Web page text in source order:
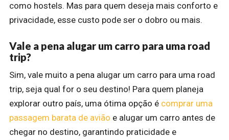
como hostels. Mas para quem deseja mais conforto e
privacidade, esse custo pode ser o dobro ou mais.
Vale a pena alugar um carro para uma road
trip?
Sim, vale muito a pena alugar um carro para uma road
trip, seja qual for o seu destino! Para quem planeja
explorar outro país, uma ótima opção é comprar uma
passagem barata de avião e alugar um carro antes de
chegar no destino, garantindo praticidade e